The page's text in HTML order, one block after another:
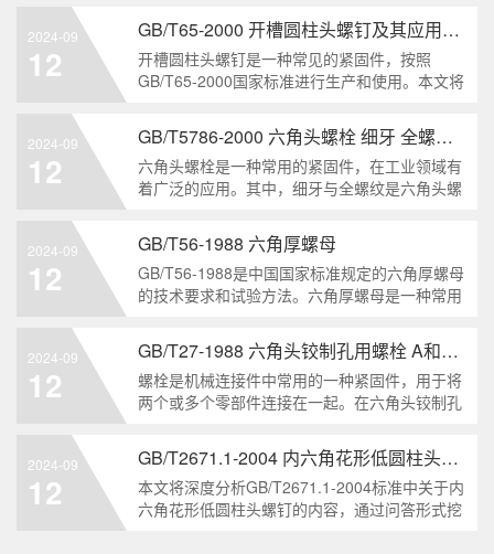
标准。本文将深度分析这种螺钉的特点、应用以
及制造要求等相关知识点，为读者提供全面的了
解。1. 六角头自
2024-09
12
GB/T65-2000 开槽圆柱头螺钉及其应用领域
开槽圆柱头螺钉是一种常见的紧固件，按照
GB/T65-2000国家标准进行生产和使用。本文将
领域，帮助读者更好地了解和应用该种螺钉。什
么是GB/T65-2000 开槽圆柱头螺钉？GB/T65-
200
2024-09
12
GB/T5786-2000 六角头螺栓 细牙 全螺纹——工业重要性和特点
六角头螺栓是一种常用的紧固件，在工业领域有
着广泛的应用。其中，细牙与全螺纹是六角头螺
两个方面，对GB/T5786-2000标准下的六角头螺
栓 细牙 全螺纹进行深度分析和知识挖掘。什么
是GB/T57
2024-09
12
GB/T56-1988 六角厚螺母
GB/T56-1988是中国国家标准规定的六角厚螺母
的技术要求和试验方法。六角厚螺母是一种常用
用于需要更大的力矩和耐久性的紧固装配。六角
厚螺母的材料和制造工艺六角厚螺母通常由低碳
钢、中碳钢或合金钢
2024-09
12
GB/T27-1988 六角头铰制孔用螺栓 A和B级
螺栓是机械连接件中常用的一种紧固件，用于将
两个或多个零部件连接在一起。在六角头铰制孔
级和B级两种。下面我们来分析一下这两种级别
的螺栓有哪些区别。1. A级和B级的定义和标准
有什么不同?A级和B级是
2024-09
12
GB/T2671.1-2004 内六角花形低圆柱头螺钉
本文将深度分析GB/T2671.1-2004标准中关于内
六角花形低圆柱头螺钉的内容，通过问答形式挖